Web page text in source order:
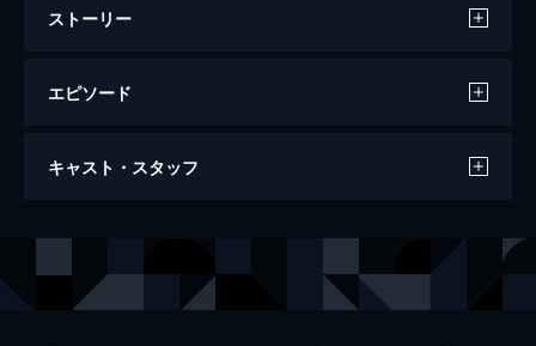
ストーリー
エピソード
ラスト・コマンドー
キャスト・スタッフ
リン・ダン・ファン